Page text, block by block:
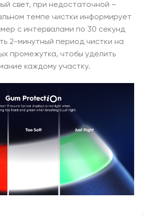
свет, при недостаточной –
темпе чистки информирует
с интервалами по 30 секунд
2-минутный период чистки на
промежутка, чтобы уделить
каждому участку.